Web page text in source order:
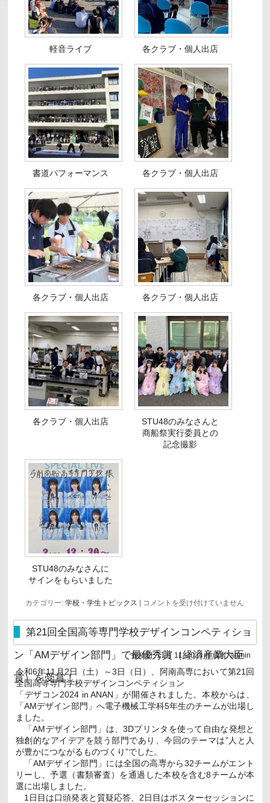
軽音ライブ 各クラブ・個人出店
書道パフォーマンス 各クラブ・個人出店
各クラブ・個人出店 各クラブ・個人出店
各クラブ・個人出店
STU48のみなさんと
商船祭実行委員との
記念撮影
STU48のみなさんに
サインをもらいました
カテゴリー: 学校・学生トピックス
第
４
回
商
船
祭
開
催
し
ま
し
は
コメントを受け付けていません
第21回全国高等専門学校デザインコンペティショ
ン「AMデザイン部門」で最優秀賞（経済産業大臣
賞）を受賞！
投稿日: 11月 11, 2024 作成者: admin
令和6年11月2日（土）～3日（日）、阿南高専において第21回
全国高等専門学校デザインコンペティション
「デザコン2024 in ANAN」が開催されました。本校からは、
「AMデザイン部門」へ電子機械工学科5年生のチームが出場し
ました。
「AMデザイン部門」は、3Dプリンタを使って自由な発想と
独創的なアイデアを競う部門であり、今回のテーマは”人と人
が豊かにつながるものづくり”でした。
「AMデザイン部門」には全国の高専から32チームがエント
リーし、予選（書類審査）を通過した本校を含む8チームが本
選に出場しました。
1日目は口頭発表と質疑応答、2日目はポスターセッションに